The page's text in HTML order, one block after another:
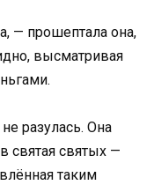
— прошептала она,
высматривая
разулась. Она
святая святых —
таким